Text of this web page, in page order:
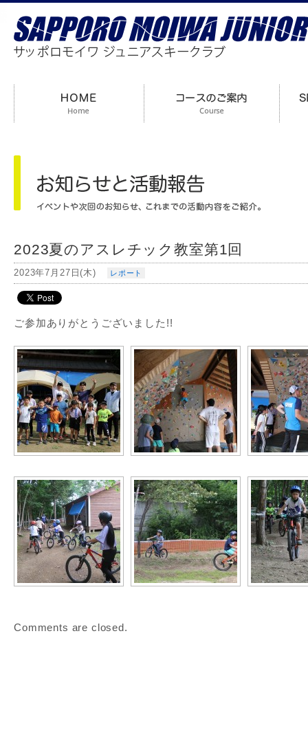
2023夏のアスレチック教室第1回
2023年7月27日(木) レポート
ご参加ありがとうございました!!
Comments are closed.